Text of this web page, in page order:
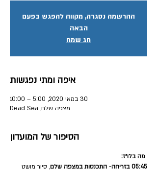
ההרשמה נסגרה, מקווה להפגש בפעם
הבאה
חג שמח
איפה ומתי נפגשות
30 במאי 2020, 5:00 – 10:00
מצפה שלם, Dead Sea
הסיפור של המועדון
מה בלו״ז:
05:45 בזריחה- התכנסות במצפה שלם
, סיור מושט